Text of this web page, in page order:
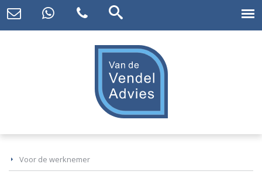
Voor de werknemer